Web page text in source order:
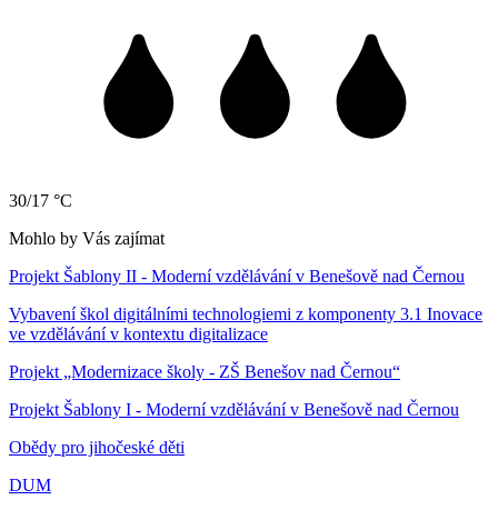
30/17 °C
Mohlo by Vás zajímat
Projekt Šablony II - Moderní vzdělávání v Benešově nad Černou
Vybavení škol digitálními technologiemi z komponenty 3.1 Inovace
ve vzdělávání v kontextu digitalizace
Projekt „Modernizace školy - ZŠ Benešov nad Černou“
Projekt Šablony I - Moderní vzdělávání v Benešově nad Černou
Obědy pro jihočeské děti
DUM